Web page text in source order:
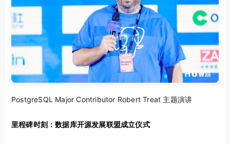
PostgreSQL Major Contributor Robert Treat 主题演讲
里程碑时刻：数据库开源发展联盟成立仪式